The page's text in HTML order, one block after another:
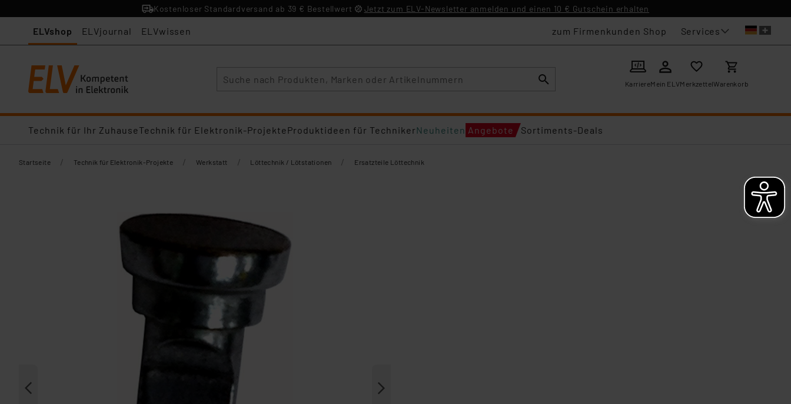
Kostenloser Standardversand ab 39 € Bestellwert Jetzt zum ELV-Newsletter anmelden und einen 10 € Gutschein erhalten
ELVshop ELVjournal ELVwissen zum Firmenkunden Shop Services
KarriereMein ELVMerkzettelWarenkorb
Technik für Ihr ZuhauseTechnik für Elektronik-ProjekteProduktideen für TechnikerNeuheiten Angebote Sortiments-Deals
Startseite / Technik für Elektronik-Projekte / Werkstatt / Löttechnik / Lötstationen / Ersatzteile Löttechnik